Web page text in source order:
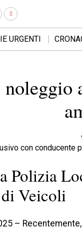
URGENTI
Polizia
Veicoli
–